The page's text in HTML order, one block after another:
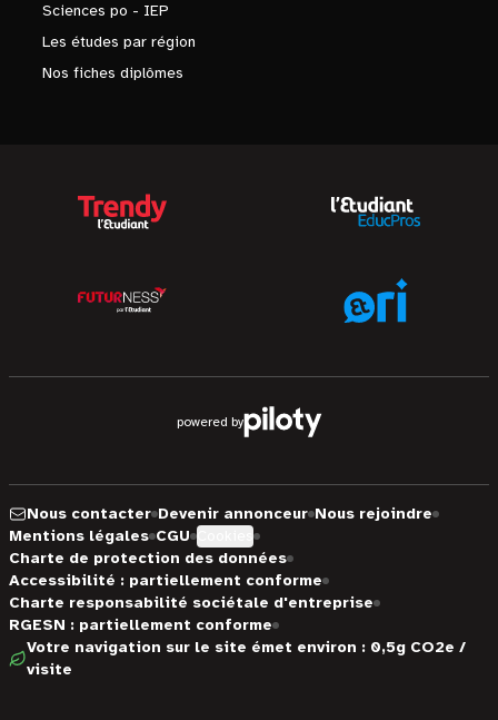
Sciences po - IEP
Les études par région
Nos fiches diplômes
powered by
Nous contacter Devenir annonceur Nous rejoindre
Mentions légales CGU
Charte de protection des données
Accessibilité : partiellement conforme
Charte responsabilité sociétale d'entreprise
RGESN : partiellement conforme
Votre navigation sur le site émet environ : 0,5g CO2e /
visite